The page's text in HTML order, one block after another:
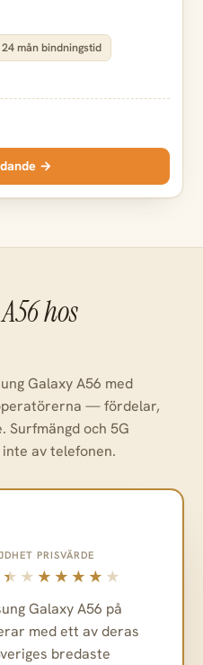
24 mån bindningstid
→
hos
Galaxy A56 med
— fördelar,
Surfmängd och 5G
av telefonen.
PRISVÄRDE
Galaxy A56 på
med ett av deras
bredaste